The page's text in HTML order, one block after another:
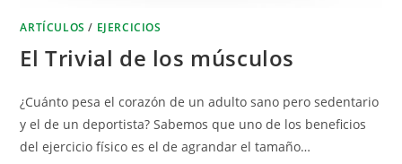
ARTÍCULOS / EJERCICIOS
El Trivial de los músculos
¿Cuánto pesa el corazón de un adulto sano pero sedentario
y el de un deportista? Sabemos que uno de los beneficios
del ejercicio físico es el de agrandar el tamaño…